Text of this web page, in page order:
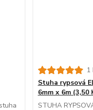
1
Stuha rypsová
6mm x 6m (3,50
STUHA